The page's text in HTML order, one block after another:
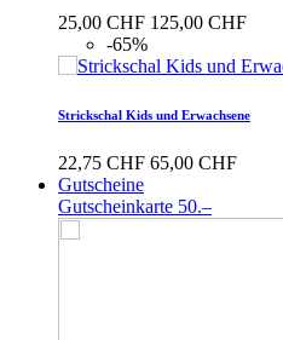
25,00 CHF 125,00 CHF
-65%
Strickschal Kids und Erwachsene
22,75 CHF 65,00 CHF
Gutscheine
Gutscheinkarte 50.–